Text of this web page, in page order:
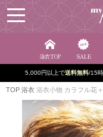
浴衣TOP SALE
新規
TOP 浴衣 浴衣小物 カラフル花